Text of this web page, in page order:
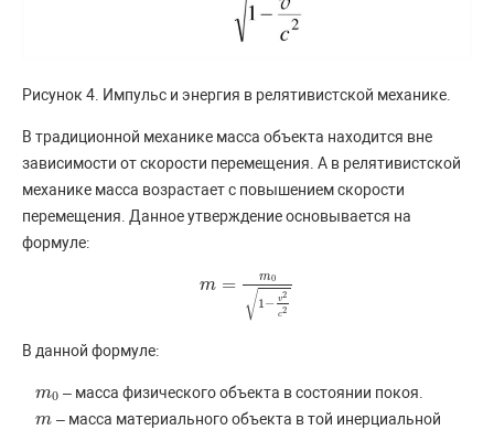
Рисунок 4. Импульс и энергия в релятивистской механике.
В традиционной механике масса объекта находится вне
зависимости от скорости перемещения. А в релятивистской
механике масса возрастает с повышением скорости
перемещения. Данное утверждение основывается на
формуле:
m = m0
1− v2
c2
√
m= m01−v2c2
В данной формуле:
m0
m0 – масса физического объекта в состоянии покоя.
m
m – масса материального объекта в той инерциальной